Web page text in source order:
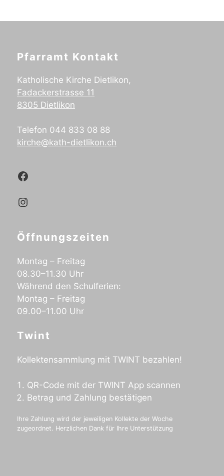
Pfarramt Kontakt
Katholische Kirche Dietlikon,
Fadackerstrasse 11
8305 Dietlikon
Telefon 044 833 08 88
kirche@kath-dietlikon.ch
Kath.Dietlikon Facebook
Kath.Dietlikon Instagram
Öffnungszeiten
Montag – Freitag
08.30–11.30 Uhr
Während den Schulferien:
Montag – Freitag
09.00–11.00 Uhr
Twint
Kollektensammlung mit TWINT bezahlen!
QR-Code mit der TWINT App scannen
Betrag und Zahlung bestätigen
Ihre Zahlung wird der jeweiligen Kollekte der Woche
zugeordnet. Herzlichen Dank für Ihre Unterstützung